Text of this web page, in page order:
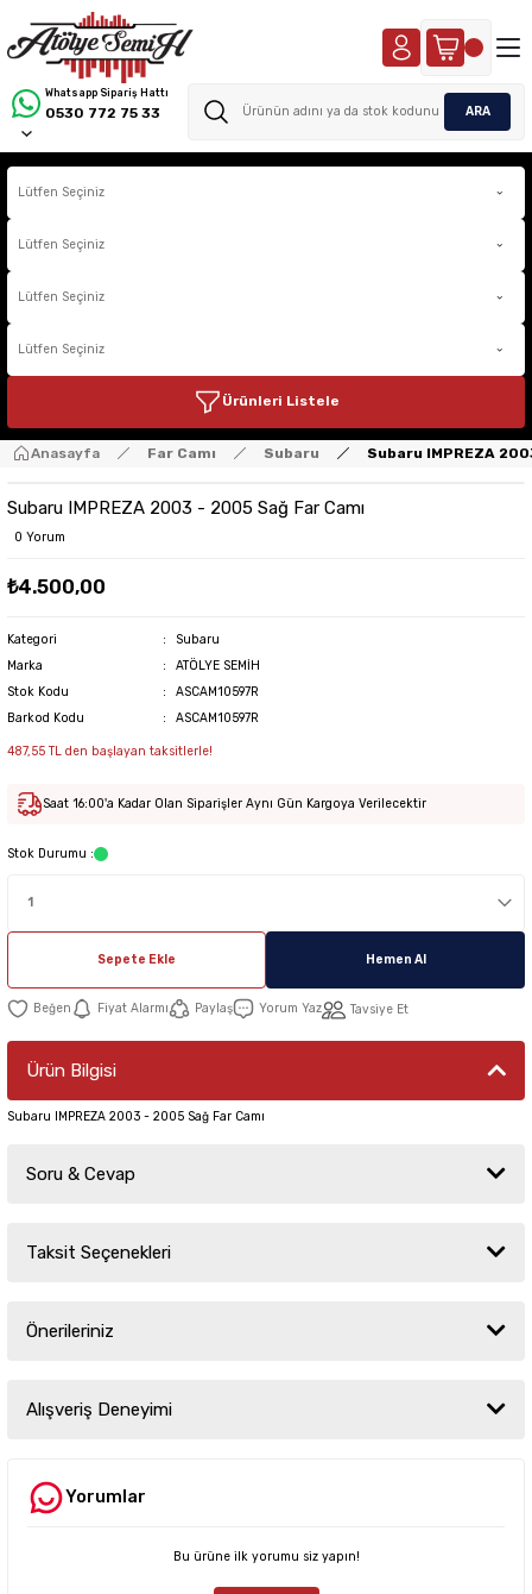
Whatsapp Sipariş Hattı
0530 772 75 33 ARA
Ürünleri Listele
Anasayfa Far Camı Subaru Subaru IMPREZA
Subaru IMPREZA 2003 - 2005 Sağ Far Camı
0 Yorum
₺4.500,00
Kategori
Subaru
Marka
ATÖLYE SEMİH
Stok Kodu
ASCAM10597R
Barkod Kodu
ASCAM10597R
487,55 TL den başlayan taksitlerle!
Saat 16:00'a Kadar Olan Siparişler Aynı Gün Kargoya Verilecektir
Stok Durumu :
Sepete Ekle Hemen Al
Fiyat Alarmı Paylaş Yorum Yaz Tavsiye Et
Ürün Bilgisi
Subaru IMPREZA 2003 - 2005 Sağ Far Camı
Soru & Cevap
Ürün hakkında henüz soru sorulmamış.
Taksit Seçenekleri
Önerileriniz
yetersiz gördüğünüz noktaları öneri formunu kullanarak tarafımıza
iletebilirsiniz.
Ürün resmi kalitesiz, bozuk veya görüntülenemiyor.
Alışveriş Deneyimi
Deneyimini Paylaş
Yorumlar
Bu ürüne ilk yorumu siz yapın!